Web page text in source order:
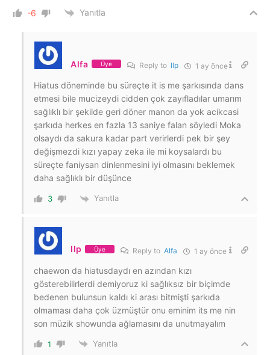
-6 Yanıtla
Alfa Üye Reply to llp 1 ay önce
Hiatus döneminde bu süreçte it is me şarkısında dans
etmesi bile mucizeydi cidden çok zayıfladılar umarım
sağlıklı bir şekilde geri döner manon da yok acikcasi
şarkıda herkes en fazla 13 saniye falan söyledi Moka
olsaydı da sakura kadar part verirlerdi pek bir şey
değişmezdi kızı yapay zeka ile mi koysalardı bu
süreçte faniysan dinlenmesini iyi olmasını beklemek
daha sağlıklı bir düşünce
3 Yanıtla
llp Üye Reply toAlfa 1 ay önce
chaewon da hiatusdaydı en azından kızı
gösterebilirlerdi demiyoruz ki sağlıksız bir biçimde
bedenen bulunsun kaldı ki arası bitmişti şarkıda
olmaması daha çok üzmüştür onu eminim its me nin
son müzik showunda ağlamasını da unutmayalım
1 Yanıtla